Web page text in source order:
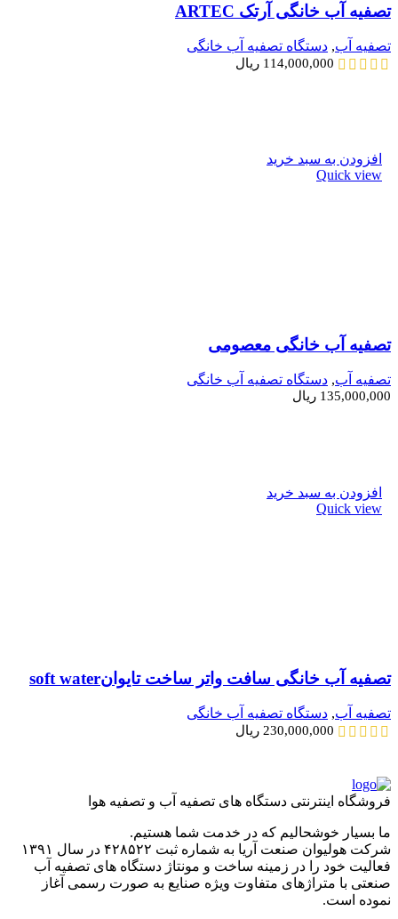
تصفیه آب خانگی آرتک ARTEC
تصفیه آب, دستگاه تصفیه آب خانگی
114,000,000 ریال
افزودن به سبد خرید
Quick view
تصفیه آب خانگی معصومی
تصفیه آب, دستگاه تصفیه آب خانگی
135,000,000 ریال
افزودن به سبد خرید
Quick view
تصفیه آب خانگی سافت واتر ساخت تایوانsoft water
تصفیه آب, دستگاه تصفیه آب خانگی
230,000,000 ریال
فروشگاه اینترنتی دستگاه های تصفیه آب و تصفیه هوا
ما بسیار خوشحالیم که در خدمت شما هستیم.
شرکت هولیوان صنعت آریا به شماره ثبت ۴۲۸۵۲۲ در سال ۱۳۹۱
فعالیت خود را در زمینه ساخت و مونتاژ دستگاه های تصفیه آب
صنعتی با متراژهای متفاوت ویژه صنایع به صورت رسمی آغاز
نموده است.